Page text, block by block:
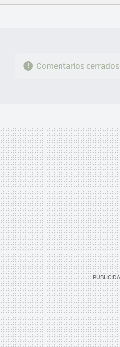
FACEBOOK
TWITTERFLIPBOARD
E-
WHATSAPP
Comentarios cerrados